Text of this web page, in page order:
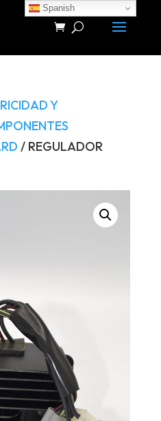
Y
/ REGULADOR
Spanish